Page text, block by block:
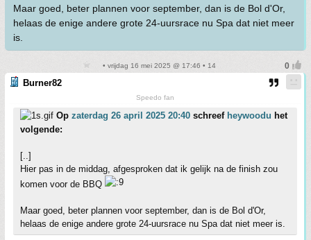
Maar goed, beter plannen voor september, dan is de Bol d'Or,
helaas de enige andere grote 24-uursrace nu Spa dat niet meer
is.
• vrijdag 16 mei 2025 @ 17:46 • 14
Burner82
Speedo fan
Op zaterdag 26 april 2025 20:40 schreef heywoodu het
volgende:
[..]
Hier pas in de middag, afgesproken dat ik gelijk na de finish zou
komen voor de BBQ
Maar goed, beter plannen voor september, dan is de Bol d'Or,
helaas de enige andere grote 24-uursrace nu Spa dat niet meer is.